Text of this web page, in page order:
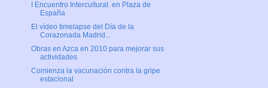
I Encuentro Intercultural. en Plaza de
España
El vídeo timelapse del Día de la
Corazonada Madrid...
Obras en Azca en 2010 para mejorar sus
actividades
Comienza la vacunación contra la gripe
estacional